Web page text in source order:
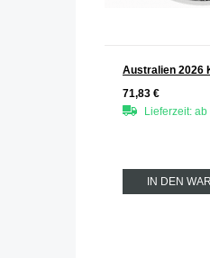
71,83 €
Lieferzeit:
IN DEN